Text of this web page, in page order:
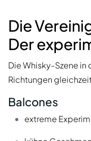
Die
Der
Die Whisky-Szene in
Richtungen
Balcones
extreme